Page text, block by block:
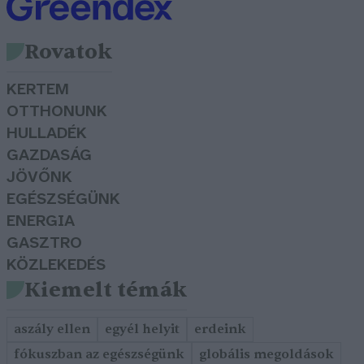
Rovatok
KERTEM
OTTHONUNK
HULLADÉK
GAZDASÁG
JÖVŐNK
EGÉSZSÉGÜNK
ENERGIA
GASZTRO
KÖZLEKEDÉS
Kiemelt témák
aszály ellen egyél helyit
erdeink
fókuszban az egészségünk
globális megoldások